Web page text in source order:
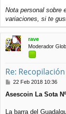
Nota personal sobre
variaciones, si te
rave
Moderador
Re:
M
n
a
22 Feb 2018 10:36
Asescoin La Sota
La barra del